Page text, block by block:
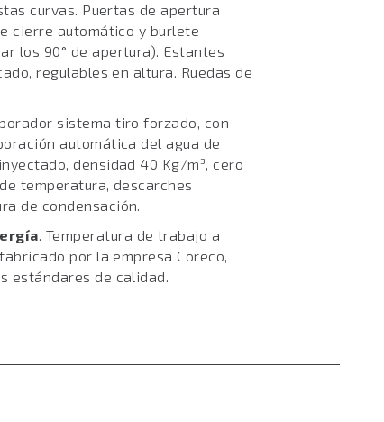
curvas. Puertas de apertura
cierre automático y burlete
los 90° de apertura). Estantes
regulables en altura. Ruedas de
sistema tiro forzado, con
automática del agua de
densidad 40 Kg/m³, cero
temperatura, descarches
de condensación.
. Temperatura de trabajo a
por la empresa Coreco,
estándares de calidad.